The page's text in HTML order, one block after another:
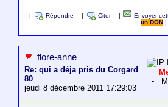
Répondre Citer Envoyer
un DON
flore-anne
Re: qui a déja pris du Corgard
80
jeudi 8 décembre 2011 17:29:03
-